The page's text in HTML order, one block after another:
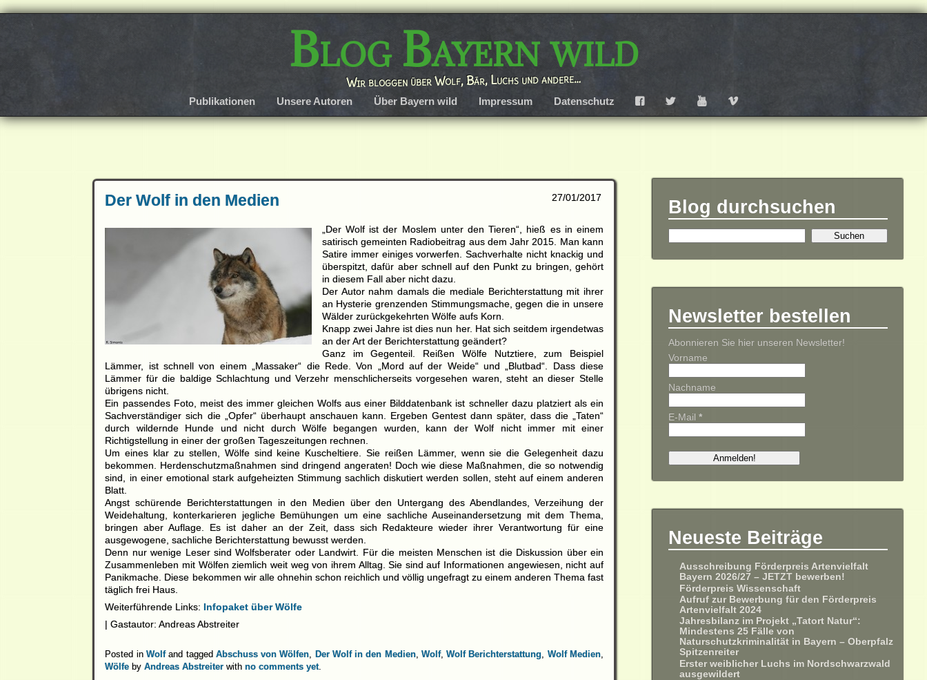
Blog Bayern wild
Wir bloggen über Wolf, Bär, Luchs und andere…
Publikationen Unsere Autoren Über Bayern wild Impressum Datenschutz F T Y V
27/01/2017
Der Wolf in den Medien
„Der Wolf ist der Moslem unter den Tieren“, hieß es in einem
satirisch gemeinten Radiobeitrag aus dem Jahr 2015. Man kann
Satire immer einiges vorwerfen. Sachverhalte nicht knackig und
überspitzt, dafür aber schnell auf den Punkt zu bringen, gehört
in diesem Fall aber nicht dazu.
Der Autor nahm damals die mediale Berichterstattung mit ihrer
an Hysterie grenzenden Stimmungsmache, gegen die in unsere
Wälder zurückgekehrten Wölfe aufs Korn.
Knapp zwei Jahre ist dies nun her. Hat sich seitdem irgendetwas
an der Art der Berichterstattung geändert?
Ganz im Gegenteil. Reißen Wölfe Nutztiere, zum Beispiel
Lämmer, ist schnell von einem „Massaker“ die Rede. Von „Mord auf der Weide“ und „Blutbad“. Dass diese
Lämmer für die baldige Schlachtung und Verzehr menschlicherseits vorgesehen waren, steht an dieser Stelle
übrigens nicht.
Ein passendes Foto, meist des immer gleichen Wolfs aus einer Bilddatenbank ist schneller dazu platziert als ein
Sachverständiger sich die „Opfer“ überhaupt anschauen kann. Ergeben Gentest dann später, dass die „Taten“
durch wildernde Hunde und nicht durch Wölfe begangen wurden, kann der Wolf nicht immer mit einer
Richtigstellung in einer der großen Tageszeitungen rechnen.
Um eines klar zu stellen, Wölfe sind keine Kuscheltiere. Sie reißen Lämmer, wenn sie die Gelegenheit dazu
bekommen. Herdenschutzmaßnahmen sind dringend angeraten! Doch wie diese Maßnahmen, die so notwendig
sind, in einer emotional stark aufgeheizten Stimmung sachlich diskutiert werden sollen, steht auf einem anderen
Blatt.
Angst schürende Berichterstattungen in den Medien über den Untergang des Abendlandes, Verzeihung der
Weidehaltung, konterkarieren jegliche Bemühungen um eine sachliche Auseinandersetzung mit dem Thema,
bringen aber Auflage. Es ist daher an der Zeit, dass sich Redakteure wieder ihrer Verantwortung für eine
ausgewogene, sachliche Berichterstattung bewusst werden.
Denn nur wenige Leser sind Wolfsberater oder Landwirt. Für die meisten Menschen ist die Diskussion über ein
Zusammenleben mit Wölfen ziemlich weit weg von ihrem Alltag. Sie sind auf Informationen angewiesen, nicht auf
Panikmache. Diese bekommen wir alle ohnehin schon reichlich und völlig ungefragt zu einem anderen Thema fast
täglich frei Haus.
Weiterführende Links:Infopaket über Wölfe
| Gastautor: Andreas Abstreiter
Posted in Wolfand tagged Abschuss von Wölfen Der Wolf in den Medien, Wolf,Wolf Berichterstattung Wolf Medien,
Wölfe byAndreas Abstreiter withno comments yet.
Blog durchsuchen
Newsletter bestellen
Abonnieren Sie hier unseren Newsletter!
Vorname
Nachname
E-Mail*
Neueste Beiträge
Ausschreibung Förderpreis Artenvielfalt
Bayern 2026/27 – JETZT bewerben!
Förderpreis Wissenschaft
Aufruf zur Bewerbung für den Förderpreis
Artenvielfalt 2024
Jahresbilanz im Projekt „Tatort Natur“:
Mindestens 25 Fälle von
Naturschutzkriminalität in Bayern – Oberpfalz
Spitzenreiter
Erster weiblicher Luchs im Nordschwarzwald
ausgewildert